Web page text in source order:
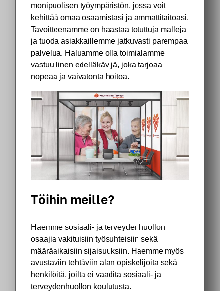
monipuolisen työympäristön, jossa voit
kehittää omaa osaamistasi ja ammattitaitoasi.
Tavoitteenamme on haastaa totuttuja malleja
ja tuoda asiakkaillemme jatkuvasti parempaa
palvelua. Haluamme olla toimialamme
vastuullinen edelläkävijä, joka tarjoaa
nopeaa ja vaivatonta hoitoa.
Töihin meille?
Haemme sosiaali- ja terveydenhuollon
osaajia vakituisiin työsuhteisiin sekä
määräaikaisiin sijaisuuksiin. Haemme myös
avustaviin tehtäviin alan opiskelijoita sekä
henkilöitä, joilta ei vaadita sosiaali- ja
terveydenhuollon koulutusta.